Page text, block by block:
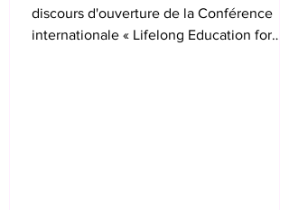
discours d'ouverture de la Conférence
internationale « Lifelong Education for